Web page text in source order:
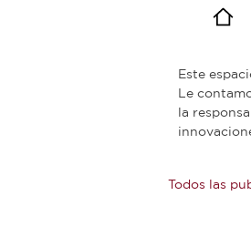
Este
Le
la
Todos las